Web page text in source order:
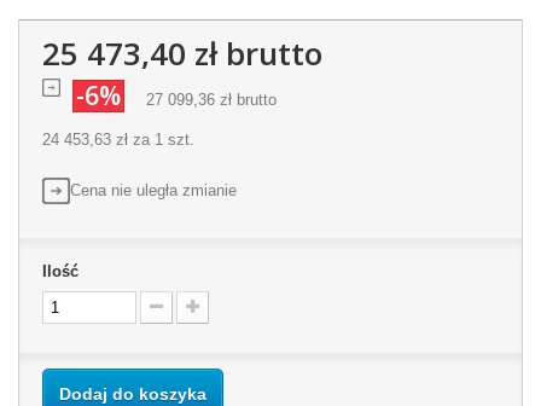
25 473,40 złbrutto
-6% 27 099,36 zł brutto
24 453,63 zł za 1 szt.
Cena nie uległa zmianie
Ilość
Dodaj do koszyka